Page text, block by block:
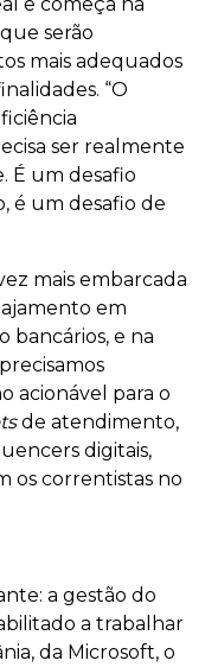
serão
mais adequados
“O
ser realmente
É um desafio
é um desafio de
mais embarcada
em
bancários, e na
acionável para o
de atendimento,
digitais,
os correntistas no
a gestão do
a trabalhar
da Microsoft, o